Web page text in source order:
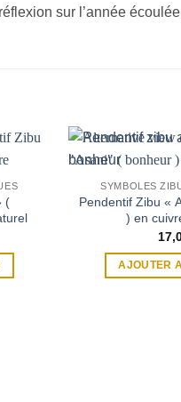
sur l’année
(
SYMBOLES
Pendentif Zibu «
) en
AJOUTER